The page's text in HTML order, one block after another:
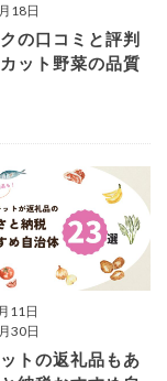
18日
の口コミと評判
ット野菜の品質
11日
30日
トの返礼品もあ